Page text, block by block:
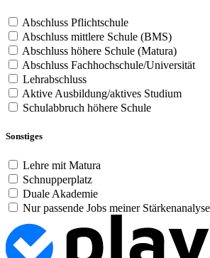
Abschluss Pflichtschule
Abschluss mittlere Schule (BMS)
Abschluss höhere Schule (Matura)
Abschluss Fachhochschule/Universität
Lehrabschluss
Aktive Ausbildung/aktives Studium
Schulabbruch höhere Schule
Sonstiges
Lehre mit Matura
Schnupperplatz
Duale Akademie
Nur passende Jobs meiner